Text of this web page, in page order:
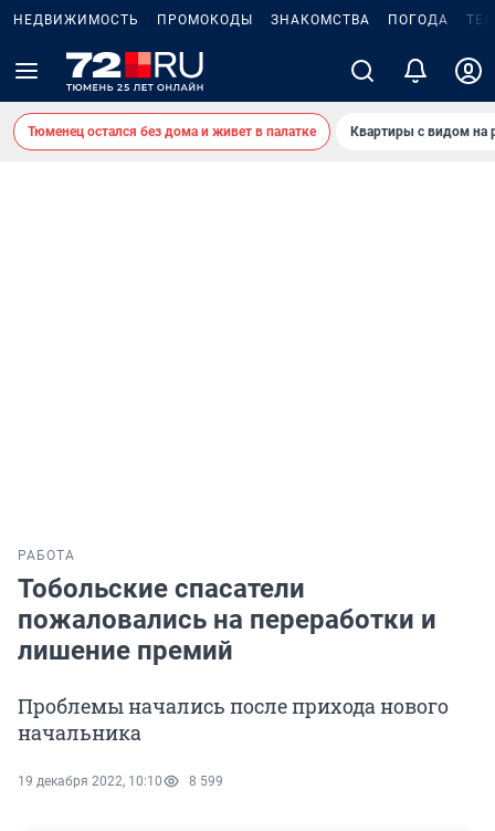
НЕДВИЖИМОСТЬ ПРОМОКОДЫ ЗНАКОМСТВА ПОГОДА
Тюменец остался без дома и живет в палатке Квартиры с видом на
РАБОТА
Тобольские спасатели
пожаловались на переработки и
лишение премий
Проблемы начались после прихода нового
начальника
19 декабря 2022, 10:10 8 599